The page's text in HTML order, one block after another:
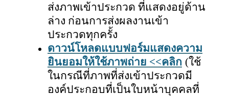
ส่งภาพเข้าประกวด ที่แสดงอยู่ด้าน
ล่าง ก่อนการส่งผลงานเข้า
ประกวดทุกครั้ง
ดาวน์โหลดแบบฟอร์มแสดงความ
ยินยอมให้ใช้ภาพถ่าย <<คลิก (ใช้
ในกรณีที่ภาพที่ส่งเข้าประกวดมี
องค์ประกอบที่เป็นใบหน้าบุคคลที่